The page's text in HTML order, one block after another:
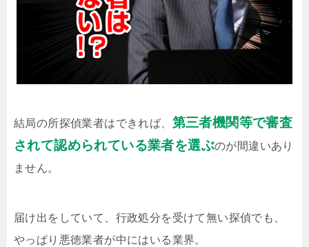
結局の所探偵業者はできれば、 第三者機関等で審査
されて認められている業者を選ぶのが間違いあり
ません。
届け出をしていて、行政処分を受けて無い探偵でも、
やっぱり悪徳業者が中にはいる業界。